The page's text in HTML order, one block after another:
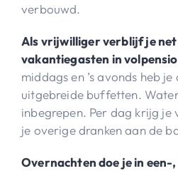
verbouwd.
Als vrijwilliger verblijf je net
vakantiegasten in
middags en ’s avonds heb je
uitgebreide buffetten.
inbegrepen. Per dag krijg je
je overige dranken aan de
Overnachten doe je in een-